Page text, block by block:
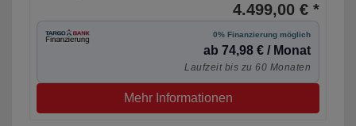
4.499,00 € *
0% Finanzierung möglich
ab 74,98 € / Monat
Laufzeit bis zu 60 Monaten
Mehr Informationen